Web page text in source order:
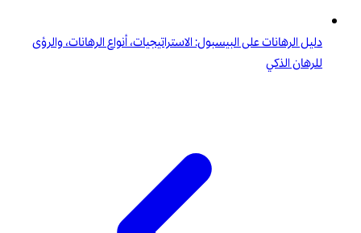
دليل الرهانات على البيسبول: الاستراتيجيات، أنواع الرهانات، والرؤى
للرهان الذكي